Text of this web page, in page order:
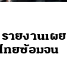
ายงานเผย
ทยซ้อมจน